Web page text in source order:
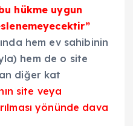
hükme uygun
hem ev sahibinin
hem de o site
diğer kat
site veya
yönünde dava